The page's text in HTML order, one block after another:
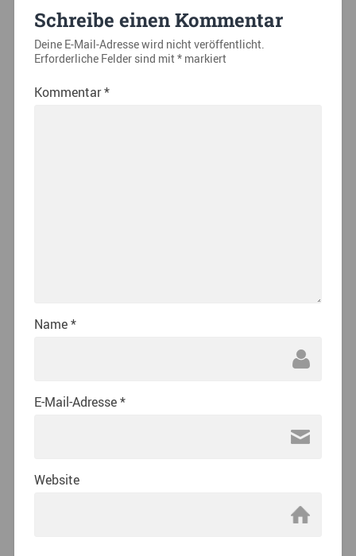
Schreibe einen Kommentar
Deine E-Mail-Adresse wird nicht veröffentlicht.
Erforderliche Felder sind mit*markiert
Kommentar*
Name*
E-Mail-Adresse*
Website